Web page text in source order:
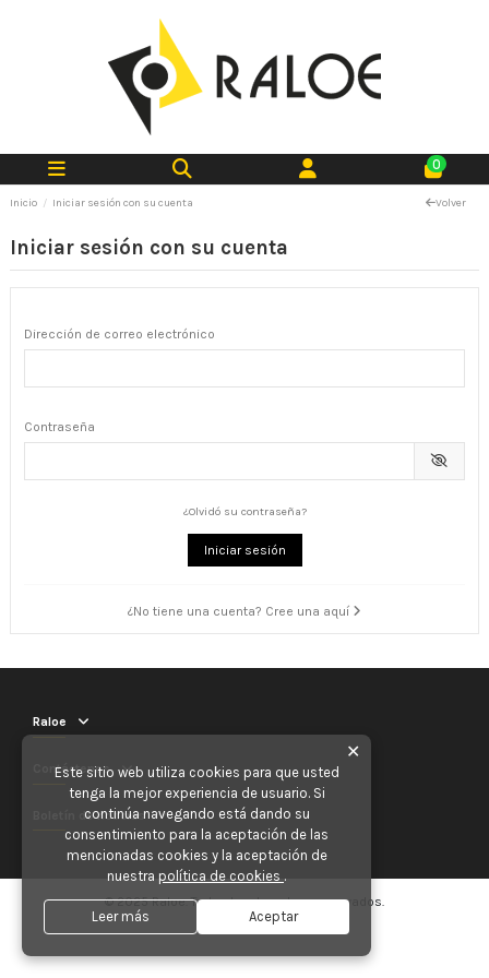
0
Inicio Iniciar sesión con su cuenta Volver
Iniciar sesión con su cuenta
Dirección de correo electrónico
Contraseña
¿Olvidó su contraseña?
Iniciar sesión
¿No tiene una cuenta? Cree una aquí
Raloe
Contáctenos
Boletín de noticias
© 2025 Raloe. Todos los derechos reservados.
✕
Este sitio web utiliza cookies para que usted
tenga la mejor experiencia de usuario. Si
continúa navegando está dando su
consentimiento para la aceptación de las
mencionadas cookies y la aceptación de
nuestra política de cookies .
Leer más Aceptar